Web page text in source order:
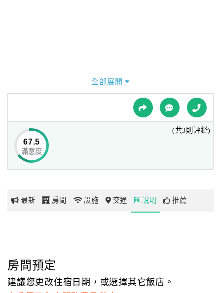
球
網
玩
地
圖
全部展開
67.5
滿意度
(共3則評鑑)
最新 房間 設施 交通 說明 推薦
房間預定
建議您更改住宿日期，或選擇其它飯店。